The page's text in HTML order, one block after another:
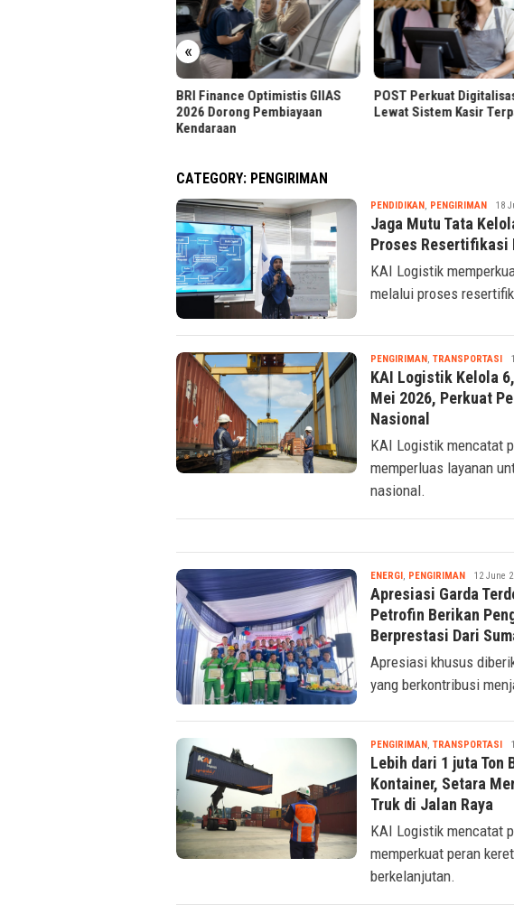
«
POST Perkuat Digitalisasi Retail
Lewat Sistem Kasir Terpadu
Kepastian Produksi
Topang Penerimaan
CATEGORY: PENGIRIMAN
PENDIDIKAN, PENGIRIMANTsaqif
18
Jaga Mutu Tata
Proses Resertifikasi
KAI Logistik
melalui proses
PENGIRIMAN , TRANSPORTASI
KAI Logistik Kelola
Mei 2026, Perkuat
Nasional
KAI Logistik mencatat
memperluas layanan
nasional.
ENERGI , PENGIRIMANTsaqif
Ridwan
12 June
Apresiasi Garda
Petrofin Berikan
Berprestasi Dari
Apresiasi khusus
yang berkontribusi
PENGIRIMAN , TRANSPORTASI
Lebih dari 1 juta Ton
Kontainer, Setara
Truk di Jalan Raya
KAI Logistik mencatat
memperkuat peran
berkelanjutan.